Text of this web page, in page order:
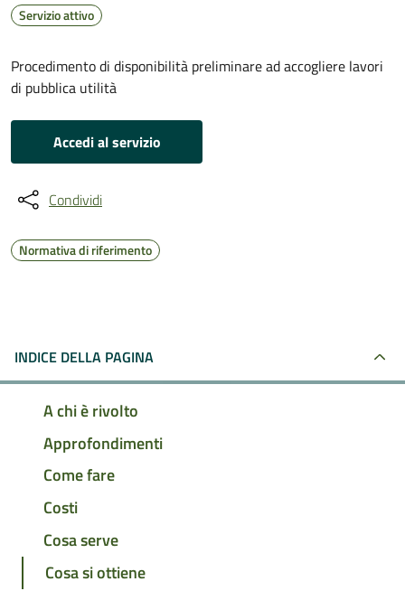
Servizio attivo
Procedimento di disponibilità preliminare ad accogliere lavori
di pubblica utilità
Accedi al servizio
Condividi
Normativa di riferimento
INDICE DELLA PAGINA
A chi è rivolto
Approfondimenti
Come fare
Costi
Cosa serve
Cosa si ottiene